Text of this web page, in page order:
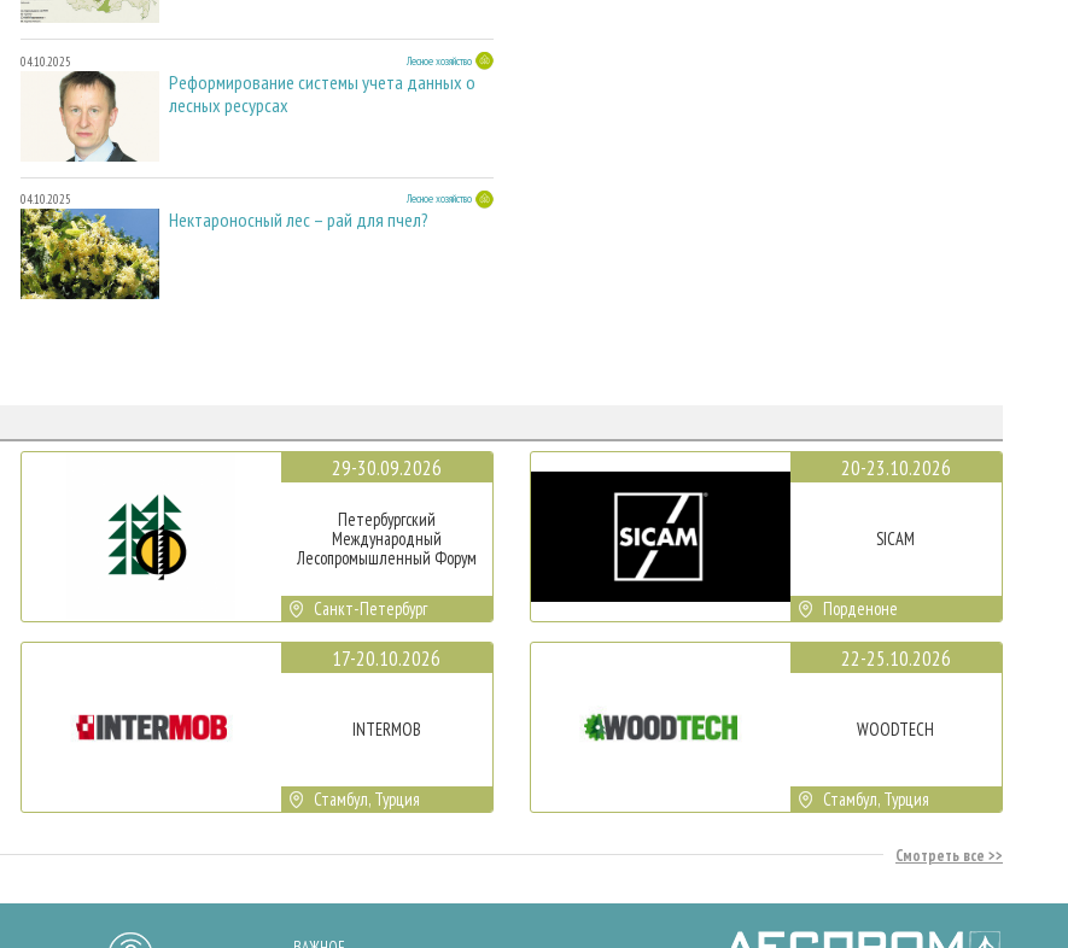
04.10.2025 Лесное хозяйство
Реформирование системы учета данных о
лесных ресурсах
04.10.2025 Лесное хозяйство
Нектароносный лес – рай для пчел?
29-30.09.2026
Петербургский
Международный
Лесопромышленный Форум
Санкт-Петербург
17-20.10.2026
INTERMOB
Стамбул, Турция
20-23.10.2026
SICAM
Порденоне
22-25.10.2026
WOODTECH
Стамбул, Турция
Смотреть все